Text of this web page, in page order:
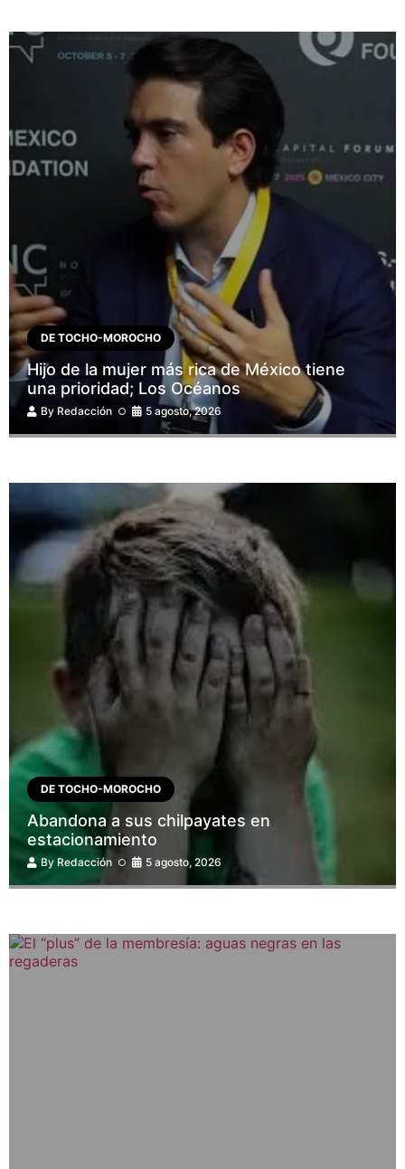
DE TOCHO-MOROCHO
Hijo de la mujer más rica de México tiene
una prioridad; Los Océanos
By Redacción 5 agosto, 2026
DE TOCHO-MOROCHO
Abandona a sus chilpayates en
estacionamiento
By Redacción 5 agosto, 2026